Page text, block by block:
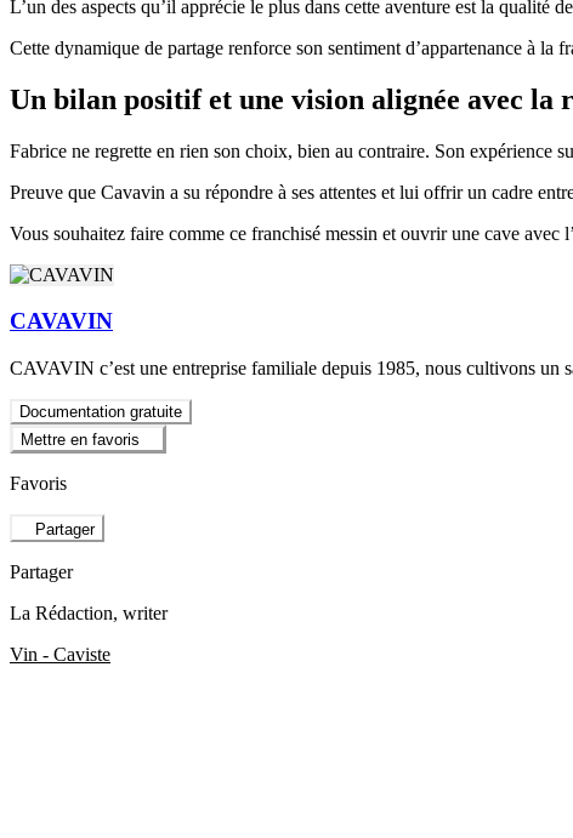
L’un des aspects qu’il apprécie le plus dans cette aventure est la qualité
Cette dynamique de partage renforce son sentiment d’appartenance à la
Un bilan positif et une vision alignée avec la
Fabrice ne regrette en rien son choix, bien au contraire. Son expérience
Preuve que Cavavin a su répondre à ses attentes et lui offrir un cadre
Vous souhaitez faire comme ce franchisé messin et ouvrir une cave avec
CAVAVIN
CAVAVIN c’est une entreprise familiale depuis 1985, nous cultivons un
Documentation gratuite
Mettre en favoris
Favoris
Partager
Partager
La Rédaction, writer
Vin - Caviste